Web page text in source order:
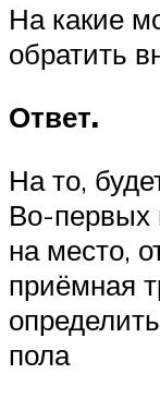
На какие
обратить
Ответ.
На то,
Во-первых
на место,
приёмная
пола